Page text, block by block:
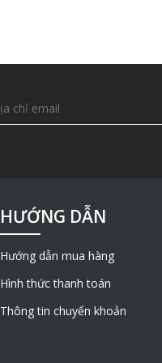
HƯỚNG DẪN
Hướng dẫn mua hàng
Hình thức thanh toán
Thông tin chuyển khoản